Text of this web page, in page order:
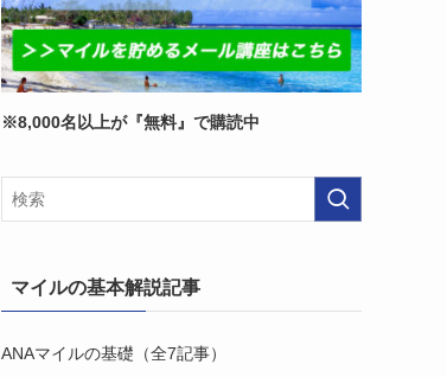
※8,000名以上が『無料』で購読中
マイルの基本解説記事
ANAマイルの基礎（全7記事）